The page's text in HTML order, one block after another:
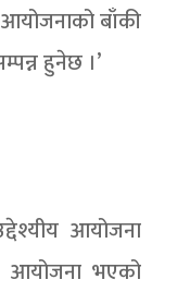
बाँकी
हुनेछ ।’
आयोजना
आयोजना भएको